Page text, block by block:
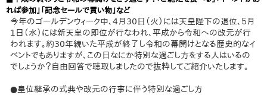
れば参加」「記念セールで買い物」など
今年のゴールデンウィーク中、4月30日（火）には天皇陛下の退位、５月
1日（水）には新天皇の即位が行なわれ、平成から令和への改元が行
われます。約30年続いた平成が終了し令和の幕開けとなる歴史的なイ
ベントでもありますが、この日なにか特別な過ごし方をする人はいるの
でしょうか？自由回答で聴取しましたので抜粋してご紹介いたします。
●皇位継承の式典や改元の行事に伴う特別な過ごし方